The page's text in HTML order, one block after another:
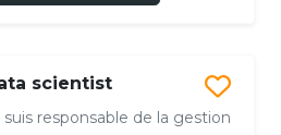
scientist
suis responsable de la gestion